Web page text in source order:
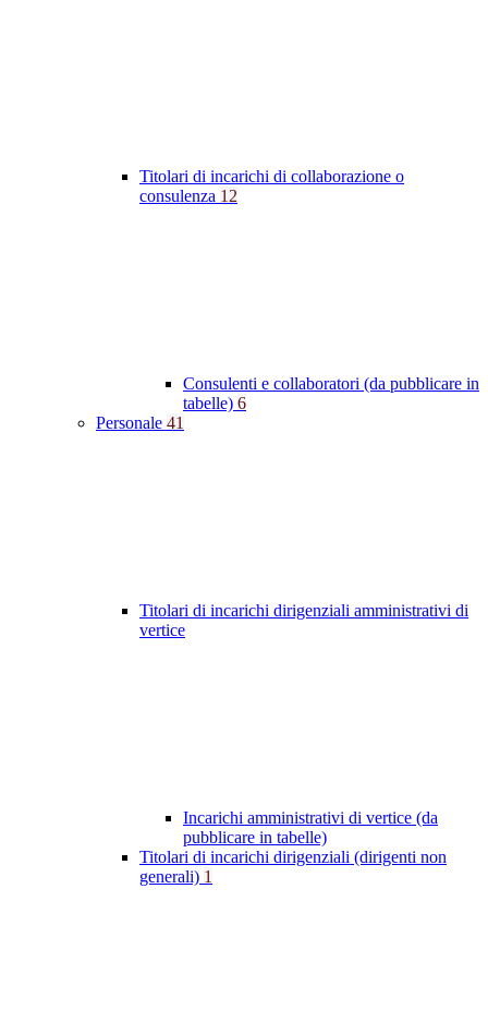
Titolari di incarichi di collaborazione o
consulenza 12
Consulenti e collaboratori (da pubblicare in
tabelle) 6
Personale 41
Titolari di incarichi dirigenziali amministrativi di
vertice
Incarichi amministrativi di vertice (da
pubblicare in tabelle)
Titolari di incarichi dirigenziali (dirigenti non
generali) 1